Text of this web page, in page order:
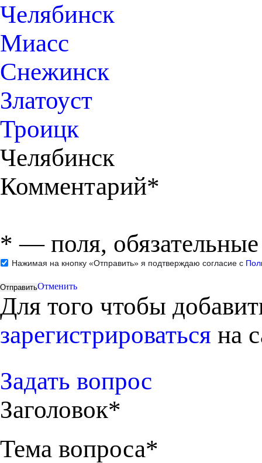
Челябинск
Миасс
Снежинск
Златоуст
Троицк
Челябинск
Комментарий*
* — поля,
Нажимая на кнопку «Отправить» я подтверждаю согласие с
Отменить
Для того чтобы
зарегистрироваться на
Задать вопрос
Заголовок*
Тема вопроса*